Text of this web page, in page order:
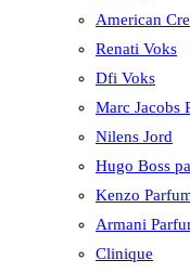
American
Renati Voks
Dfi Voks
Marc Jacobs
Nilens Jord
Hugo Boss
Kenzo
Armani
Clinique